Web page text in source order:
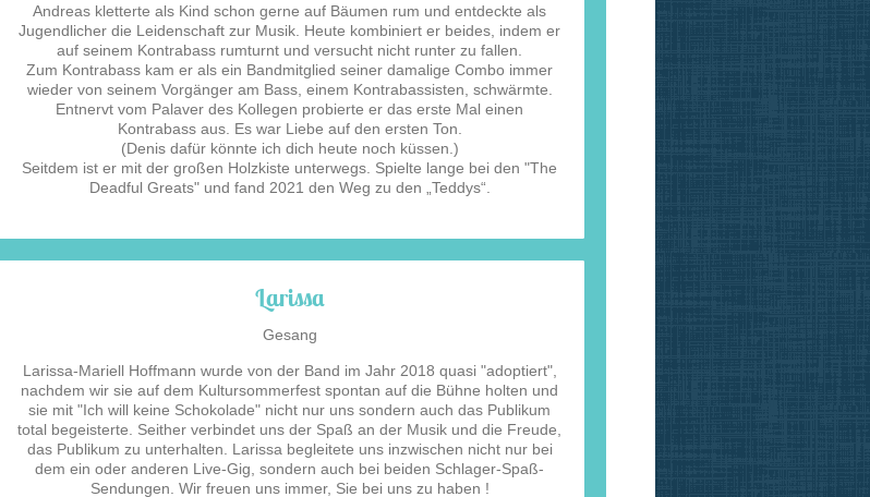
Andreas kletterte als Kind schon gerne auf Bäumen rum und entdeckte als
Jugendlicher die Leidenschaft zur Musik. Heute kombiniert er beides, indem er
auf seinem Kontrabass rumturnt und versucht nicht runter zu fallen.
Zum Kontrabass kam er als ein Bandmitglied seiner damalige Combo immer
wieder von seinem Vorgänger am Bass, einem Kontrabassisten, schwärmte.
Entnervt vom Palaver des Kollegen probierte er das erste Mal einen
Kontrabass aus. Es war Liebe auf den ersten Ton.
(Denis dafür könnte ich dich heute noch küssen.)
Seitdem ist er mit der großen Holzkiste unterwegs. Spielte lange bei den "The
Deadful Greats" und fand 2021 den Weg zu den „Teddys“.
Larissa
Gesang
Larissa-Mariell Hoffmann wurde von der Band im Jahr 2018 quasi "adoptiert",
nachdem wir sie auf dem Kultursommerfest spontan auf die Bühne holten und
sie mit "Ich will keine Schokolade" nicht nur uns sondern auch das Publikum
total begeisterte. Seither verbindet uns der Spaß an der Musik und die Freude,
das Publikum zu unterhalten. Larissa begleitete uns inzwischen nicht nur bei
dem ein oder anderen Live-Gig, sondern auch bei beiden Schlager-Spaß-
Sendungen. Wir freuen uns immer, Sie bei uns zu haben !